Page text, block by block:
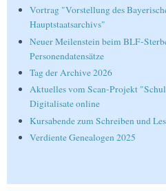
Vortrag "Vorstellung des
Hauptstaatsarchivs"
Neuer Meilenstein beim BLF-
Personendatensätze
Tag der Archive 2026
Aktuelles vom Scan-Projekt
Digitalisate online
Kursabende zum Schreiben und
Verdiente Genealogen 2025